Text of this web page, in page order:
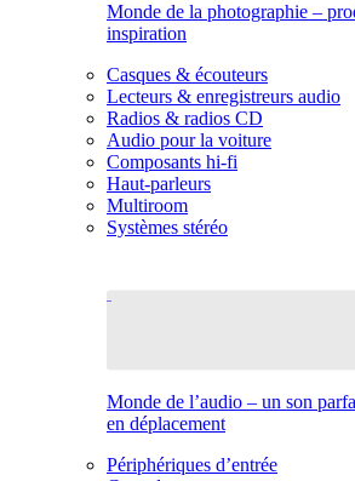
Monde de la photographie –
inspiration
Casques & écouteurs
Lecteurs & enregistreurs audio
Radios & radios CD
Audio pour la voiture
Composants hi-fi
Haut-parleurs
Multiroom
Systèmes stéréo
Monde de l’audio – un son
en déplacement
Périphériques d’entrée